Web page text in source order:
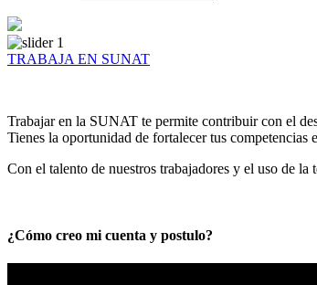
TRABAJA EN SUNAT
Trabajar en la SUNAT te permite contribuir con el
Tienes la oportunidad de fortalecer tus
Con el talento de nuestros trabajadores y el uso de
¿Cómo creo mi cuenta y postulo?